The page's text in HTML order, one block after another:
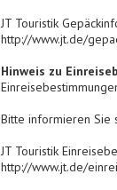
JT Touristik
http://www.jt.de/
Hinweis zu
Bitte informieren Sie
JT Touristik
http://www.jt.de/